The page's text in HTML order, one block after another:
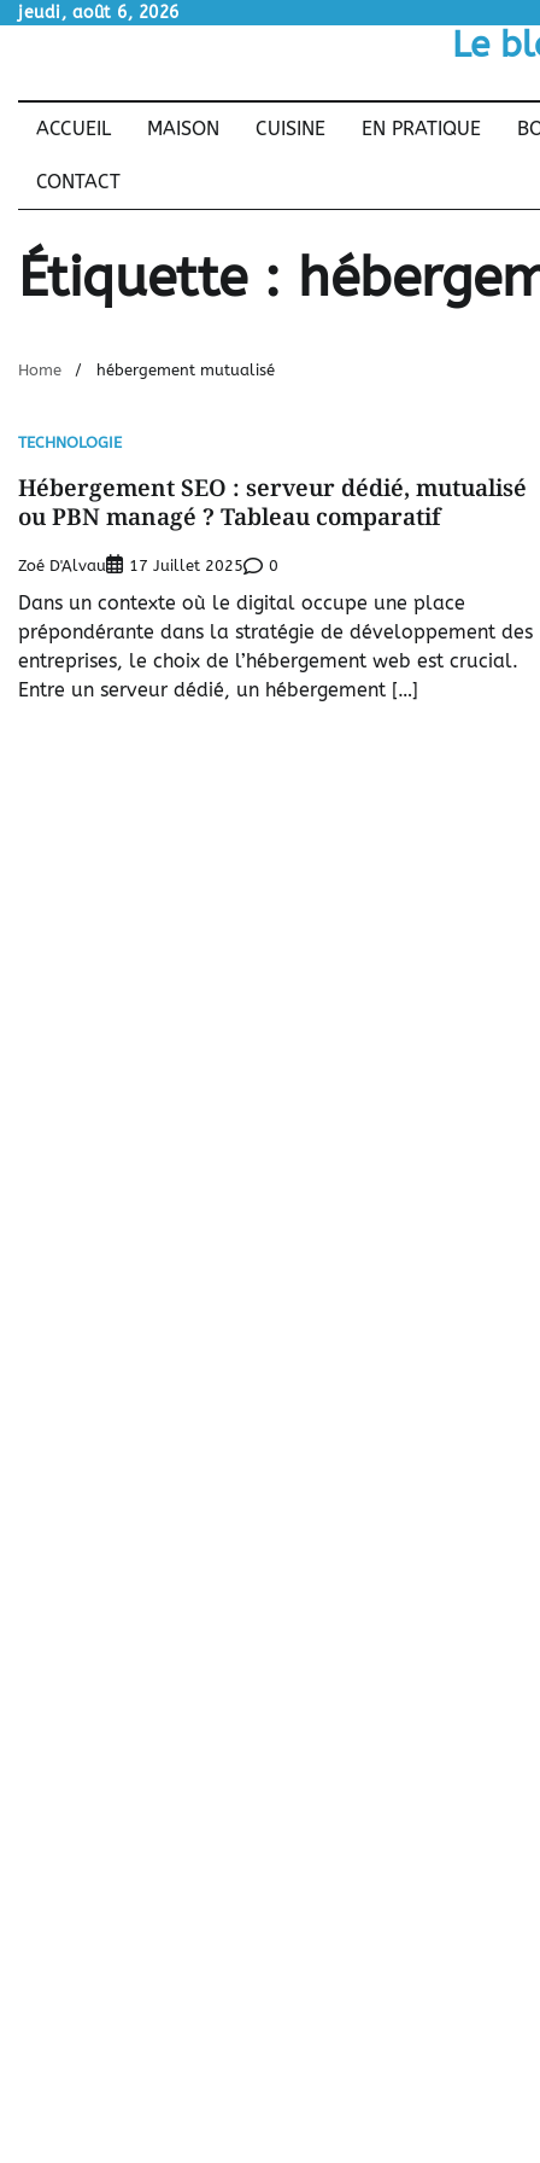
Skipjeudi, août 6, 2026
Le
ACCUEIL
MAISON CUISINE EN PRATIQUE
CONTACT
Étiquette :
Home hébergement mutualisé
TECHNOLOGIE
Hébergement SEO : serveur dédié, mutualisé
ou PBN managé ? Tableau comparatif
Zoé D'Alvau 17 Juillet 2025 0
Dans un contexte où le digital occupe une place
prépondérante dans la stratégie de développement des
entreprises, le choix de l’hébergement web est crucial.
Entre un serveur dédié, un hébergement […]